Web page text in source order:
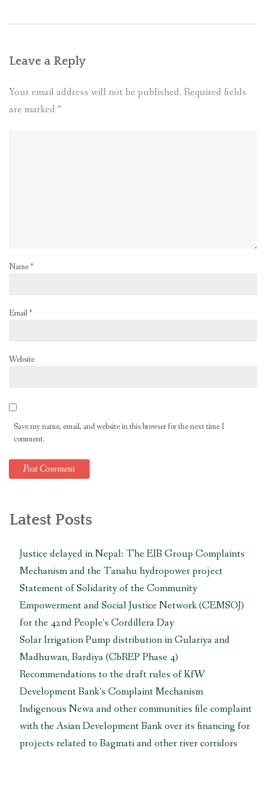
Leave a Reply
Your email address will not be published. Required fields
are marked *
Name*
Email*
Website
Save my name, email, and website in this browser for the next time I
comment.
Latest Posts
Justice delayed in Nepal: The EIB Group Complaints
Mechanism and the Tanahu hydropower project
Statement of Solidarity of the Community
Empowerment and Social Justice Network (CEMSOJ)
for the 42nd People’s Cordillera Day
Solar Irrigation Pump distribution in Gulariya and
Madhuwan, Bardiya (CbREP Phase 4)
Recommendations to the draft rules of KfW
Development Bank’s Complaint Mechanism
Indigenous Newa and other communities file complaint
with the Asian Development Bank over its financing for
projects related to Bagmati and other river corridors